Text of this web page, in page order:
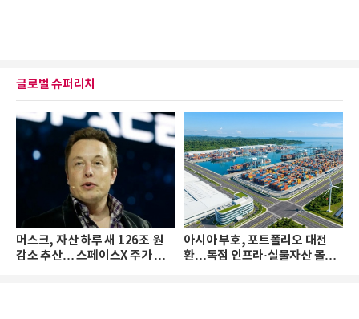
글로벌 슈퍼리치
머스크, 자산 하루 새 126조 원
감소 추산… 스페이스X 주가 하
아시아 부호, 포트폴리오 대전
환…독점 인프라·실물자산 몰린